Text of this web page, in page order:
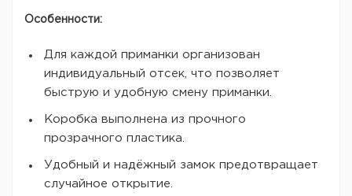
Особенности:
Для каждой приманки организован
индивидуальный отсек, что позволяет
быструю и удобную смену приманки.
Коробка выполнена из прочного
прозрачного пластика.
Удобный и надёжный замок предотвращает
случайное открытие.